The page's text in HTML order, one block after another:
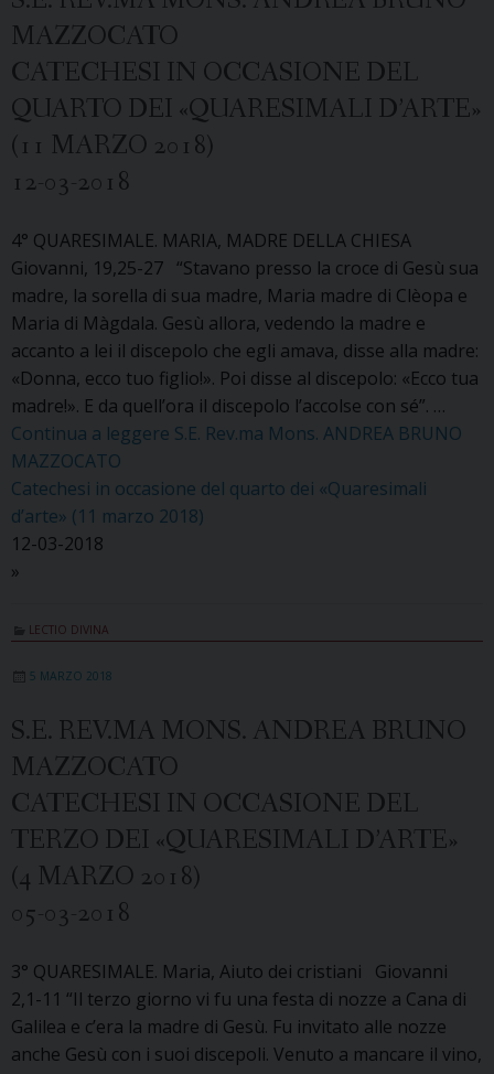
MAZZOCATO
CATECHESI IN OCCASIONE DEL
QUARTO DEI «QUARESIMALI D’ARTE»
(11 MARZO 2018)
12-03-2018
4° QUARESIMALE. MARIA, MADRE DELLA CHIESA
Giovanni, 19,25-27 “Stavano presso la croce di Gesù sua
madre, la sorella di sua madre, Maria madre di Clèopa e
Maria di Màgdala. Gesù allora, vedendo la madre e
accanto a lei il discepolo che egli amava, disse alla madre:
«Donna, ecco tuo figlio!». Poi disse al discepolo: «Ecco tua
madre!». E da quell’ora il discepolo l’accolse con sé”. …
Continua a leggere S.E. Rev.ma Mons. ANDREA BRUNO
MAZZOCATO
Catechesi in occasione del quarto dei «Quaresimali
d’arte» (11 marzo 2018)
12-03-2018
»
LECTIO DIVINA
5 MARZO 2018
S.E. REV.MA MONS. ANDREA BRUNO
MAZZOCATO
CATECHESI IN OCCASIONE DEL
TERZO DEI «QUARESIMALI D’ARTE»
(4 MARZO 2018)
05-03-2018
3° QUARESIMALE. Maria, Aiuto dei cristiani Giovanni
2,1-11 “Il terzo giorno vi fu una festa di nozze a Cana di
Galilea e c’era la madre di Gesù. Fu invitato alle nozze
anche Gesù con i suoi discepoli. Venuto a mancare il vino,